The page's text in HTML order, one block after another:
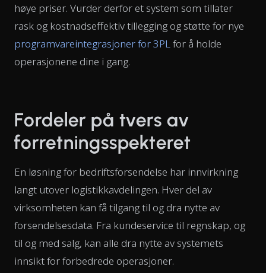
høye priser. Vurder derfor et system som tillater
rask og kostnadseffektiv tillegging og støtte for nye
programvareintegrasjoner for 3PLfor å holde
operasjonene dine i gang.
Fordeler på tvers av
forretningsspekteret
En løsning for bedriftsforsendelse har innvirkning
langt utover logistikkavdelingen. Hver del av
virksomheten kan få tilgang til og dra nytte av
forsendelsesdata. Fra kundeservice til regnskap, og
til og med salg, kan alle dra nytte av systemets
innsikt for forbedrede operasjoner.